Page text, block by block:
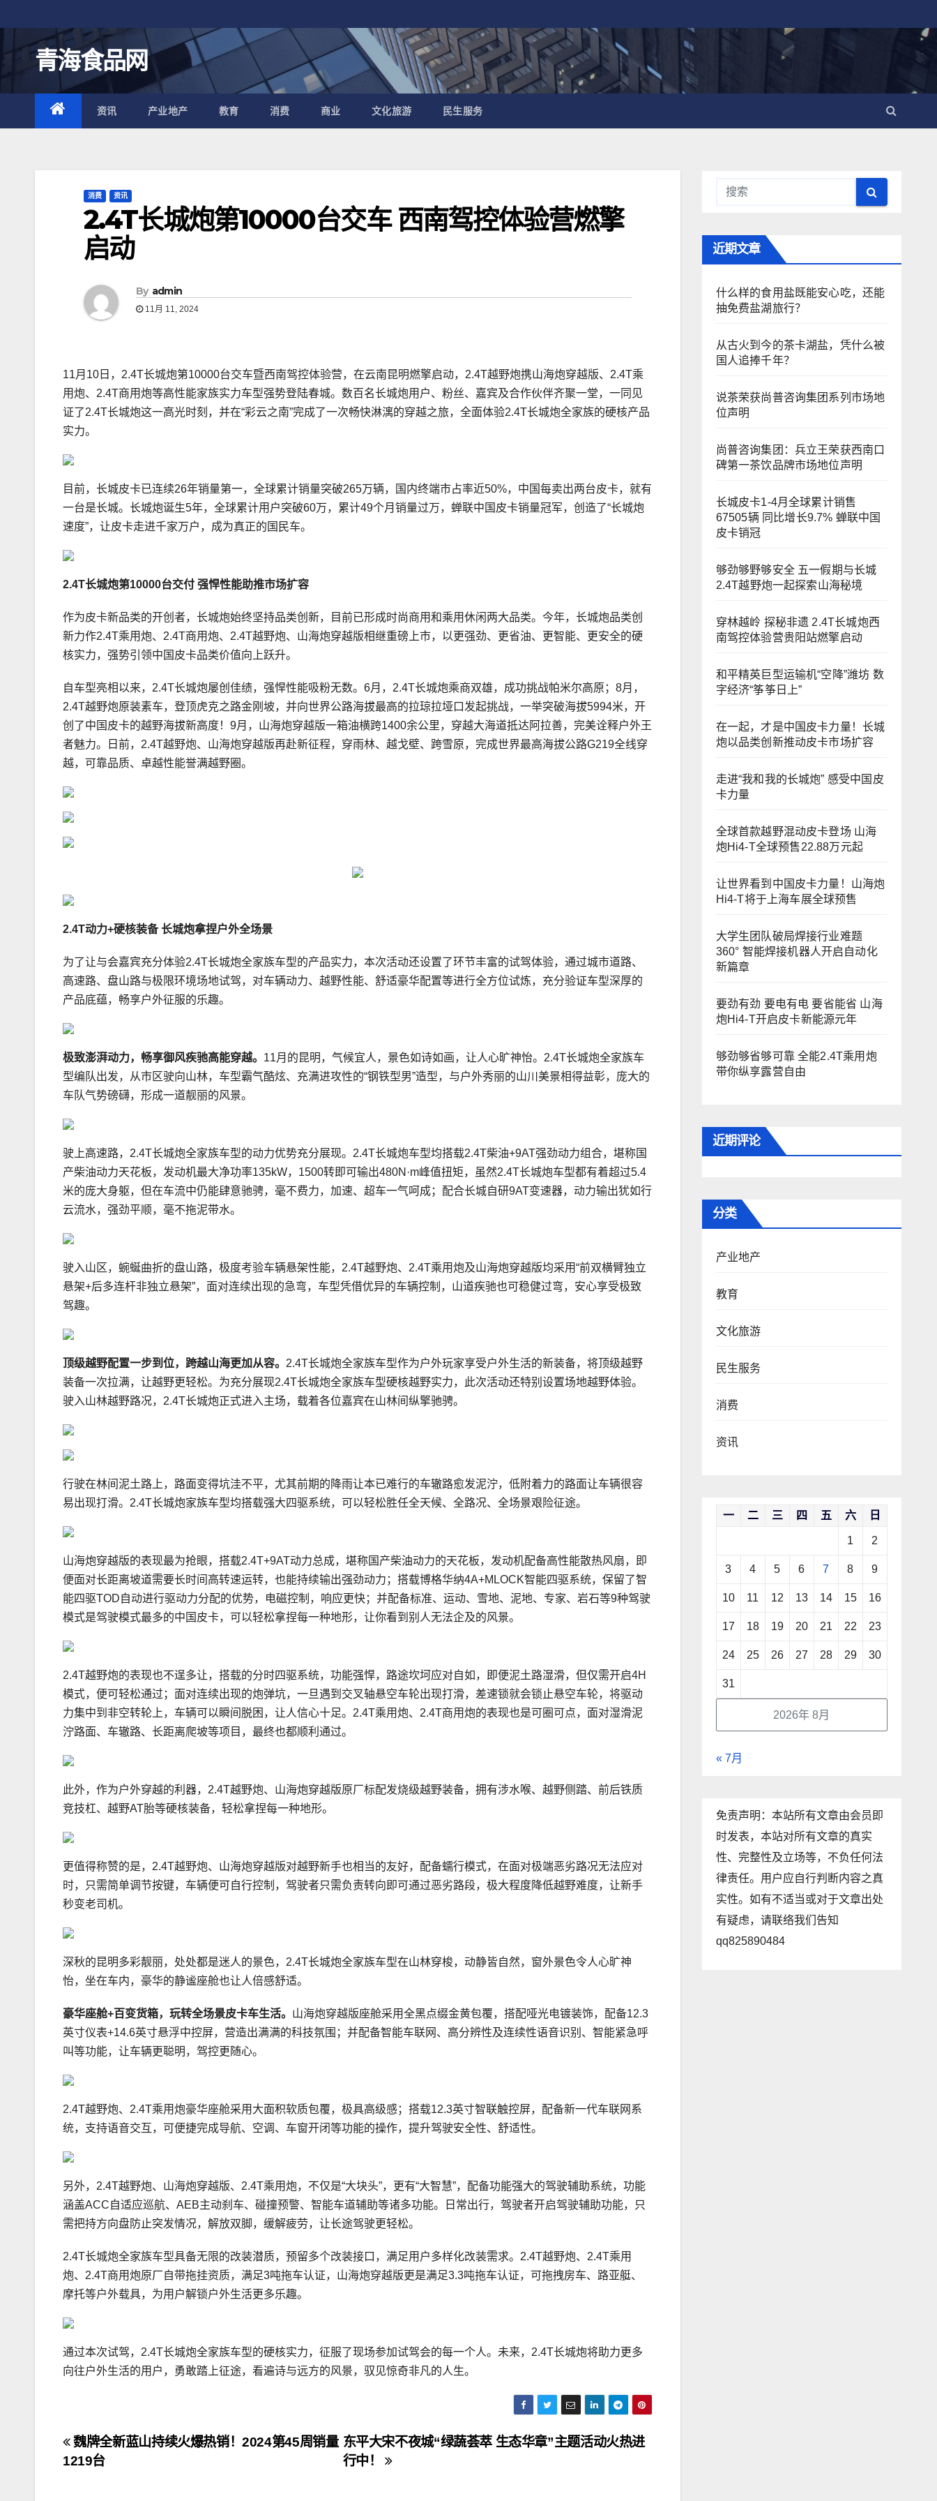
至
内
容
青海食品网
资讯 产业地产 教育 消费 商业 文化旅游 民生服务
消费 资讯
2.4T长城炮第10000台交车 西南驾控体验营燃擎
启动
By admin
11月 11, 2024
11月10日，2.4T长城炮第10000台交车暨西南驾控体验营，在云南昆明燃擎启动，2.4T越野炮携山海炮穿越版、2.4T乘
用炮、2.4T商用炮等高性能家族实力车型强势登陆春城。数百名长城炮用户、粉丝、嘉宾及合作伙伴齐聚一堂，一同见
证了2.4T长城炮这一高光时刻，并在“彩云之南”完成了一次畅快淋漓的穿越之旅，全面体验2.4T长城炮全家族的硬核产品
实力。
目前，长城皮卡已连续26年销量第一，全球累计销量突破265万辆，国内终端市占率近50%，中国每卖出两台皮卡，就有
一台是长城。长城炮诞生5年，全球累计用户突破60万，累计49个月销量过万，蝉联中国皮卡销量冠军，创造了“长城炮
速度”，让皮卡走进千家万户，成为真正的国民车。
2.4T长城炮第10000台交付 强悍性能助推市场扩容
作为皮卡新品类的开创者，长城炮始终坚持品类创新，目前已形成时尚商用和乘用休闲两大品类。今年，长城炮品类创
新力作2.4T乘用炮、2.4T商用炮、2.4T越野炮、山海炮穿越版相继重磅上市，以更强劲、更省油、更智能、更安全的硬
核实力，强势引领中国皮卡品类价值向上跃升。
自车型亮相以来，2.4T长城炮屡创佳绩，强悍性能吸粉无数。6月，2.4T长城炮乘商双雄，成功挑战帕米尔高原；8月，
2.4T越野炮原装素车，登顶虎克之路金刚坡，并向世界公路海拔最高的拉琼拉垭口发起挑战，一举突破海拔5994米，开
创了中国皮卡的越野海拔新高度！9月，山海炮穿越版一箱油横跨1400余公里，穿越大海道抵达阿拉善，完美诠释户外王
者魅力。日前，2.4T越野炮、山海炮穿越版再赴新征程，穿雨林、越戈壁、跨雪原，完成世界最高海拔公路G219全线穿
越，可靠品质、卓越性能誉满越野圈。
2.4T动力+硬核装备 长城炮拿捏户外全场景
为了让与会嘉宾充分体验2.4T长城炮全家族车型的产品实力，本次活动还设置了环节丰富的试驾体验，通过城市道路、
高速路、盘山路与极限环境场地试驾，对车辆动力、越野性能、舒适豪华配置等进行全方位试炼，充分验证车型深厚的
产品底蕴，畅享户外征服的乐趣。
极致澎湃动力， 畅享御风疾驰高能穿越。 11月的昆明，气候宜人，景色如诗如画，让人心旷神怡。2.4T长城炮全家族车
型编队出发，从市区驶向山林，车型霸气酷炫、充满进攻性的“钢铁型男”造型，与户外秀丽的山川美景相得益彰，庞大的
车队气势磅礴，形成一道靓丽的风景。
驶上高速路，2.4T长城炮全家族车型的动力优势充分展现。2.4T长城炮车型均搭载2.4T柴油+9AT强劲动力组合，堪称国
产柴油动力天花板，发动机最大净功率135kW，1500转即可输出480N·m峰值扭矩，虽然2.4T长城炮车型都有着超过5.4
米的庞大身躯，但在车流中仍能肆意驰骋，毫不费力，加速、超车一气呵成；配合长城自研9AT变速器，动力输出犹如行
云流水，强劲平顺，毫不拖泥带水。
驶入山区，蜿蜒曲折的盘山路，极度考验车辆悬架性能，2.4T越野炮、2.4T乘用炮及山海炮穿越版均采用“前双横臂独立
悬架+后多连杆非独立悬架”，面对连续出现的急弯，车型凭借优异的车辆控制，山道疾驰也可稳健过弯，安心享受极致
驾趣。
顶级越野配置一步到位，跨越山海更加从容。 2.4T长城炮全家族车型作为户外玩家享受户外生活的新装备，将顶级越野
装备一次拉满，让越野更轻松。为充分展现2.4T长城炮全家族车型硬核越野实力，此次活动还特别设置场地越野体验。
驶入山林越野路况，2.4T长城炮正式进入主场，载着各位嘉宾在山林间纵擎驰骋。
行驶在林间泥土路上，路面变得坑洼不平，尤其前期的降雨让本已难行的车辙路愈发泥泞，低附着力的路面让车辆很容
易出现打滑。2.4T长城炮家族车型均搭载强大四驱系统，可以轻松胜任全天候、全路况、全场景艰险征途。
山海炮穿越版的表现最为抢眼，搭载2.4T+9AT动力总成，堪称国产柴油动力的天花板，发动机配备高性能散热风扇，即
便面对长距离坡道需要长时间高转速运转，也能持续输出强劲动力；搭载博格华纳4A+MLOCK智能四驱系统，保留了智
能四驱TOD自动进行驱动力分配的优势，电磁控制，响应更快；并配备标准、运动、雪地、泥地、专家、岩石等9种驾驶
模式是驾驶模式最多的中国皮卡，可以轻松拿捏每一种地形，让你看到别人无法企及的风景。
2.4T越野炮的表现也不逞多让，搭载的分时四驱系统，功能强悍，路途坎坷应对自如，即便泥土路湿滑，但仅需开启4H
模式，便可轻松通过；面对连续出现的炮弹坑，一旦遇到交叉轴悬空车轮出现打滑，差速锁就会锁止悬空车轮，将驱动
力集中到非空转轮上，车辆可以瞬间脱困，让人信心十足。2.4T乘用炮、2.4T商用炮的表现也是可圈可点，面对湿滑泥
泞路面、车辙路、长距离爬坡等项目，最终也都顺利通过。
此外，作为户外穿越的利器，2.4T越野炮、山海炮穿越版原厂标配发烧级越野装备，拥有涉水喉、越野侧踏、前后铁质
竞技杠、越野AT胎等硬核装备，轻松拿捏每一种地形。
更值得称赞的是，2.4T越野炮、山海炮穿越版对越野新手也相当的友好，配备蠕行模式，在面对极端恶劣路况无法应对
时，只需简单调节按键，车辆便可自行控制，驾驶者只需负责转向即可通过恶劣路段，极大程度降低越野难度，让新手
秒变老司机。
深秋的昆明多彩靓丽，处处都是迷人的景色，2.4T长城炮全家族车型在山林穿梭，动静皆自然，窗外景色令人心旷神
怡，坐在车内，豪华的静谧座舱也让人倍感舒适。
豪华座舱+百变货箱，玩转全场景皮卡车生活。 山海炮穿越版座舱采用全黑点缀金黄包覆，搭配哑光电镀装饰，配备12.3
英寸仪表+14.6英寸悬浮中控屏，营造出满满的科技氛围；并配备智能车联网、高分辨性及连续性语音识别、智能紧急呼
叫等功能，让车辆更聪明，驾控更随心。
2.4T越野炮、2.4T乘用炮豪华座舱采用大面积软质包覆，极具高级感；搭载12.3英寸智联触控屏，配备新一代车联网系
统，支持语音交互，可便捷完成导航、空调、车窗开闭等功能的操作，提升驾驶安全性、舒适性。
另外，2.4T越野炮、山海炮穿越版、2.4T乘用炮，不仅是“大块头”，更有“大智慧”，配备功能强大的驾驶辅助系统，功能
涵盖ACC自适应巡航、AEB主动刹车、碰撞预警、智能车道辅助等诸多功能。日常出行，驾驶者开启驾驶辅助功能，只
需把持方向盘防止突发情况，解放双脚，缓解疲劳，让长途驾驶更轻松。
2.4T长城炮全家族车型具备无限的改装潜质，预留多个改装接口，满足用户多样化改装需求。2.4T越野炮、2.4T乘用
炮、2.4T商用炮原厂自带拖挂资质，满足3吨拖车认证，山海炮穿越版更是满足3.3吨拖车认证，可拖拽房车、路亚艇、
摩托等户外载具，为用户解锁户外生活更多乐趣。
通过本次试驾，2.4T长城炮全家族车型的硬核实力，征服了现场参加试驾会的每一个人。未来，2.4T长城炮将助力更多
向往户外生活的用户，勇敢踏上征途，看遍诗与远方的风景，驭见惊奇非凡的人生。
文
东平大宋不夜城“绿蔬荟萃 生态华章”主题活动火热进
行中！
魏牌全新蓝山持续火爆热销！2024第45周销量
1219台
近期文章
什么样的食用盐既能安心吃，还能
抽免费盐湖旅行？
从古火到今的茶卡湖盐，凭什么被
国人追捧千年？
说茶荣获尚普咨询集团系列市场地
位声明
尚普咨询集团：兵立王荣获西南口
碑第一茶饮品牌市场地位声明
长城皮卡1-4月全球累计销售
67505辆 同比增长9.7% 蝉联中国
皮卡销冠
够劲够野够安全 五一假期与长城
2.4T越野炮一起探索山海秘境
穿林越岭 探秘非遗 2.4T长城炮西
南驾控体验营贵阳站燃擎启动
和平精英巨型运输机“空降”潍坊 数
字经济“筝筝日上”
在一起，才是中国皮卡力量！长城
炮以品类创新推动皮卡市场扩容
走进“我和我的长城炮” 感受中国皮
卡力量
全球首款越野混动皮卡登场 山海
炮Hi4-T全球预售22.88万元起
让世界看到中国皮卡力量！山海炮
Hi4-T将于上海车展全球预售
大学生团队破局焊接行业难题
360° 智能焊接机器人开启自动化
新篇章
要劲有劲 要电有电 要省能省 山海
炮Hi4-T开启皮卡新能源元年
够劲够省够可靠 全能2.4T乘用炮
带你纵享露营自由
近期评论
分类
产业地产
教育
文化旅游
民生服务
消费
资讯
2026年 8月
一 二 三 四 五 六 日
1 2
3 4 5 6 7 8 9
10 11 12 13 14 15 16
17 18 19 20 21 22 23
24 25 26 27 28 29 30
31
« 7月
免责声明：本站所有文章由会员即
时发表，本站对所有文章的真实
性、完整性及立场等，不负任何法
律责任。用户应自行判断内容之真
实性。如有不适当或对于文章出处
有疑虑，请联络我们告知
qq825890484